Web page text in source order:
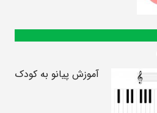
آموزش پیانو به کودک